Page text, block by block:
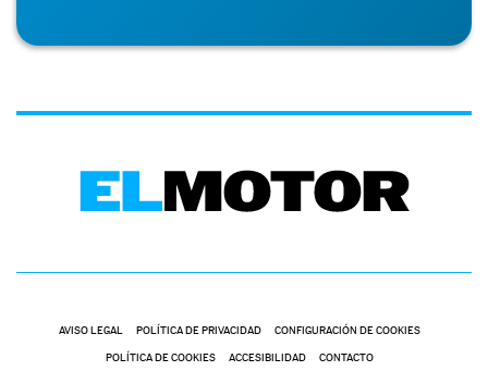
AVISO LEGAL POLÍTICA DE PRIVACIDAD CONFIGURACIÓN DE COOKIES
POLÍTICA DE COOKIES ACCESIBILIDAD CONTACTO